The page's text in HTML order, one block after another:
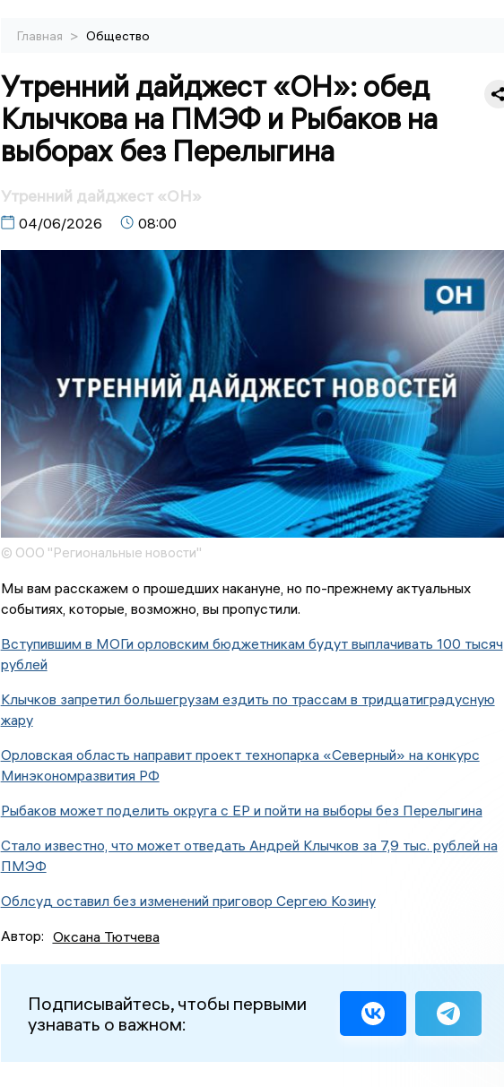
Главная > Общество
Утренний дайджест «ОН»: обед
Клычкова на ПМЭФ и Рыбаков на
выборах без Перелыгина
Утренний дайджест «ОН»
04/06/2026 08:00
© ООО "Региональные новости"
Мы вам расскажем о прошедших накануне, но по-прежнему актуальных
событиях, которые, возможно, вы пропустили.
Вступившим в МОГи орловским бюджетникам будут выплачивать 100 тысяч
рублей
Клычков запретил большегрузам ездить по трассам в тридцатиградусную
жару
Орловская область направит проект технопарка «Северный» на конкурс
Минэкономразвития РФ
Рыбаков может поделить округа с ЕР и пойти на выборы без Перелыгина
Стало известно, что может отведать Андрей Клычков за 7,9 тыс. рублей на
ПМЭФ
Облсуд оставил без изменений приговор Сергею Козину
Автор: Оксана Тютчева
Подписывайтесь, чтобы первыми
узнавать о важном: